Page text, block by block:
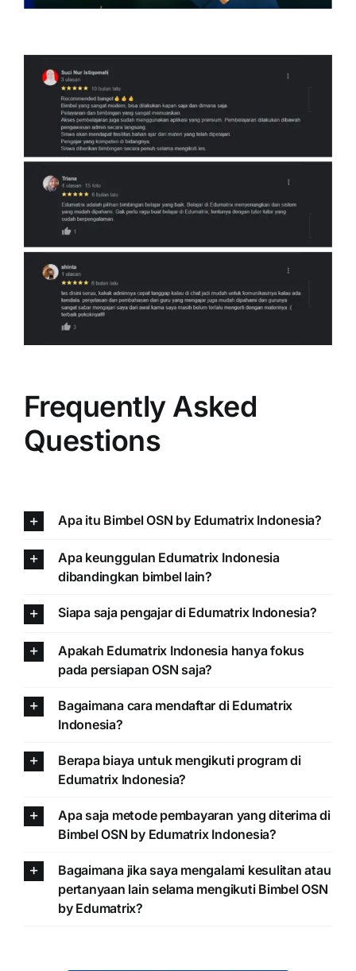
Frequently Asked
Questions
Apa itu Bimbel OSN by Edumatrix Indonesia?
Apa keunggulan Edumatrix Indonesia
dibandingkan bimbel lain?
Siapa saja pengajar di Edumatrix Indonesia?
Apakah Edumatrix Indonesia hanya fokus
pada persiapan OSN saja?
Bagaimana cara mendaftar di Edumatrix
Indonesia?
Berapa biaya untuk mengikuti program di
Edumatrix Indonesia?
Apa saja metode pembayaran yang diterima di
Bimbel OSN by Edumatrix Indonesia?
Bagaimana jika saya mengalami kesulitan atau
pertanyaan lain selama mengikuti Bimbel OSN
by Edumatrix?